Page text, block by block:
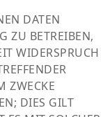
DATEN
ZU BETREIBEN,
WIDERSPRUCH
ZWECKE
DIES GILT